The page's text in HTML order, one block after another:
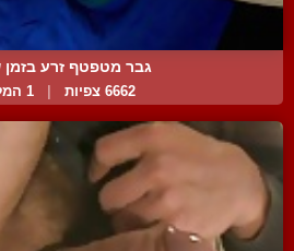
גבר מטפטף זרע בזמן
6662 צפיות 1 המלצות